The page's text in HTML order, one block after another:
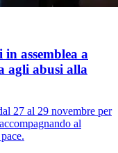
in assemblea a
agli abusi alla
27 al 29 novembre per
al